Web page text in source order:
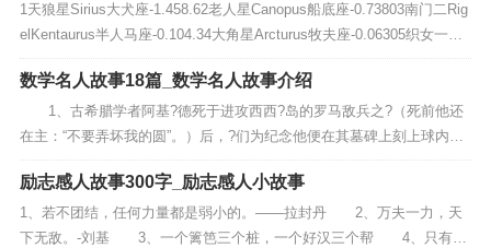
1天狼星Sirius大犬座-1.458.62老人星Canopus船底座-0.73803南门二Rig
elKentaurus半人马座-0.104.34大角星Arcturus牧夫座-0.06305织女一V
e...
数学名人故事18篇_数学名人故事介绍
1、古希腊学者阿基?德死于进攻西西?岛的罗马敌兵之?（死前他还
在主：“不要弄坏我的圆”。）后，?们为纪念他便在其墓碑上刻上球内切
于圆柱的图形，以纪念他发现球的体积和表?积均为其外切圆柱体积和
表?积...
励志感人故事300字_励志感人小故事
1、若不团结，任何力量都是弱小的。——拉封丹 2、万夫一力，天
下无敌。-刘基 3、一个篱笆三个桩，一个好汉三个帮 4、只有美